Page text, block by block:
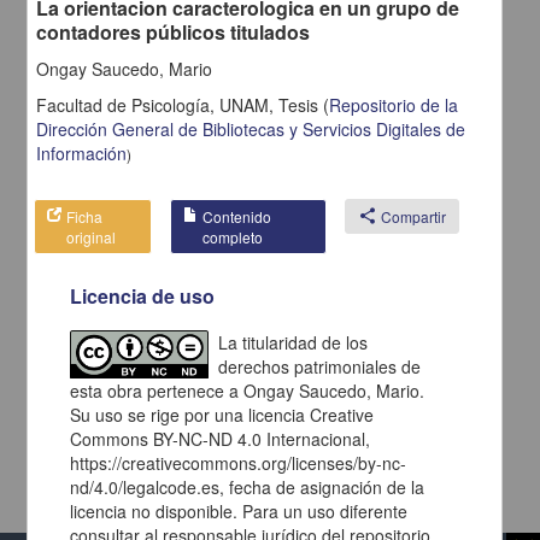
La orientacion caracterologica en un grupo de
contadores públicos titulados
Ongay Saucedo, Mario
Facultad de Psicología, UNAM, Tesis (Repositorio de la
Dirección General de Bibliotecas y Servicios Digitales de
Información)
Ficha
original
Contenido
completo
share Compartir
Licencia de uso
La titularidad de los
derechos patrimoniales de
esta obra pertenece a Ongay Saucedo, Mario.
Su uso se rige por una licencia Creative
Commons BY-NC-ND 4.0 Internacional,
https://creativecommons.org/licenses/by-nc-
nd/4.0/legalcode.es, fecha de asignación de la
licencia no disponible. Para un uso diferente
consultar al responsable jurídico del repositorio